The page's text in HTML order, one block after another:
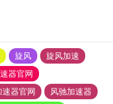
旋风
旋风加速
器官网
器官网
风驰加速器